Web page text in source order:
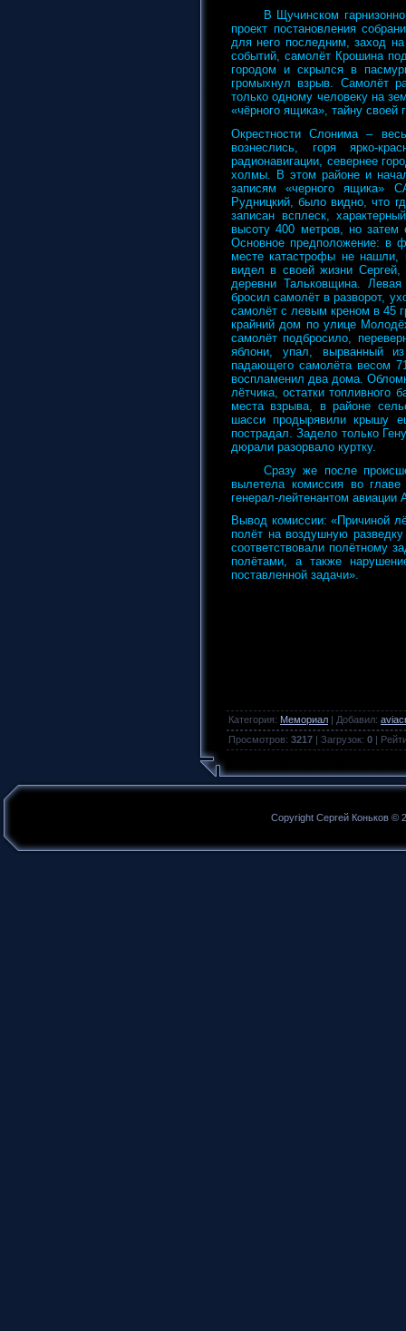
В Щучинском
проект постановления
для него последним, заход
событий, самолёт Крошина
городом и скрылся в
громыхнул взрыв. Самолёт
только одному человеку на
«чёрного ящика», тайну своей
Окрестности Слонима –
вознеслись, горя ярко-
радионавигации, севернее
холмы. В этом районе и
записям «черного ящика»
Рудницкий, было видно, что
записан всплеск,
высоту 400 метров, но
Основное предположение: в
месте катастрофы не нашли,
видел в своей жизни
деревни Тальковщина.
бросил самолёт в разворот,
самолёт с левым креном в 45
крайний дом по улице
самолёт подбросило,
яблони, упал, вырванный
падающего самолёта весом
воспламенил два дома.
лётчика, остатки
места взрыва, в районе
шасси продырявили крышу
пострадал. Задело только
дюрали разорвало куртку.
Сразу же после
вылетела комиссия во
генерал-лейтенантом
Вывод комиссии: «Причиной
полёт на воздушную
соответствовали полётному
полётами, а также
поставленной задачи».
Категория: Мемориал | Добавил:
Просмотров: 3217 | Загрузок: 0 |
Copyright Сергей Коньков ©